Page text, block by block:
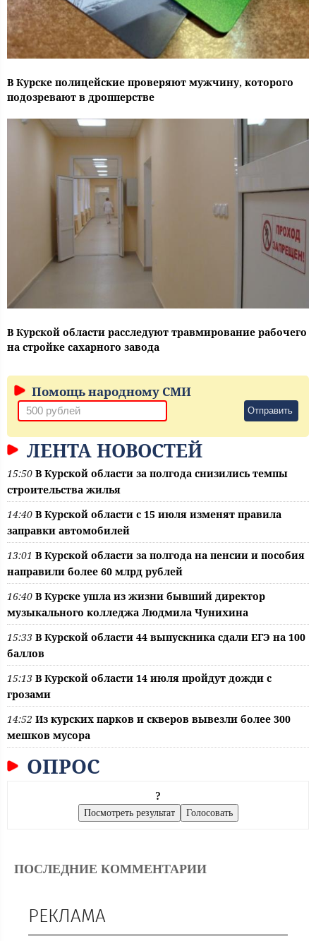
В Курске полицейские проверяют мужчину, которого
подозревают в дропперстве
В Курской области расследуют травмирование рабочего
на стройке сахарного завода
Помощь народному СМИ
Отправить
ЛЕНТА НОВОСТЕЙ
15:50 В Курской области за полгода снизились темпы
строительства жилья
14:40 В Курской области с 15 июля изменят правила
заправки автомобилей
13:01 В Курской области за полгода на пенсии и пособия
направили более 60 млрд рублей
16:40 В Курске ушла из жизни бывший директор
музыкального колледжа Людмила Чунихина
15:33 В Курской области 44 выпускника сдали ЕГЭ на 100
баллов
15:13 В Курской области 14 июля пройдут дожди с
грозами
14:52 Из курских парков и скверов вывезли более 300
мешков мусора
ОПРОС
?
ПОСЛЕДНИЕ КОММЕНТАРИИ
РЕКЛАМА